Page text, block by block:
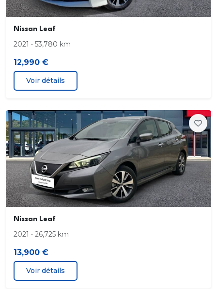
Nissan Leaf
2021 • 53,780 km
12,990 €
Voir détails
Nissan Leaf
2021 • 26,725 km
13,900 €
Voir détails